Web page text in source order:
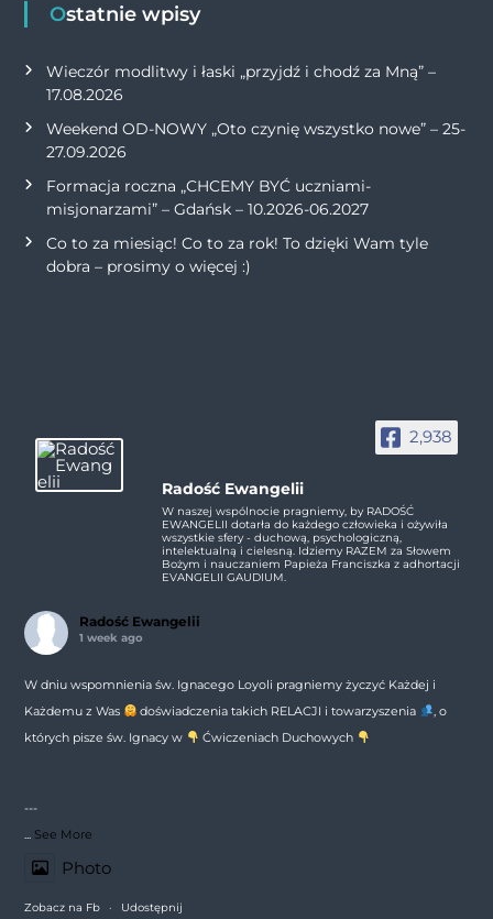
Ostatnie wpisy
Wieczór modlitwy i łaski „przyjdź i chodź za Mną” –
17.08.2026
Weekend OD-NOWY „Oto czynię wszystko nowe” – 25-
27.09.2026
Formacja roczna „CHCEMY BYĆ uczniami-
misjonarzami” – Gdańsk – 10.2026-06.2027
Co to za miesiąc! Co to za rok! To dzięki Wam tyle
dobra – prosimy o więcej :)
2,938
Radość Ewangelii
W naszej wspólnocie pragniemy, by RADOŚĆ
EWANGELII dotarła do każdego człowieka i ożywiła
wszystkie sfery - duchową, psychologiczną,
intelektualną i cielesną. Idziemy RAZEM za Słowem
Bożym i nauczaniem Papieża Franciszka z adhortacji
EVANGELII GAUDIUM.
Radość Ewangelii
1 week ago
W dniu wspomnienia św. Ignacego Loyoli pragniemy życzyć Każdej i
Każdemu z Was
doświadczenia takich RELACJI i towarzyszenia
, o
których pisze św. Ignacy w
Ćwiczeniach Duchowych
---
See More
Photo
Zobacz na Fb · Udostępnij